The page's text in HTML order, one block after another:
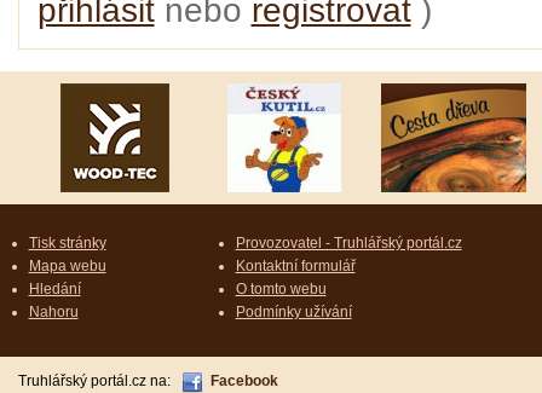
přihlásitnebo registrovat)
Tisk stránky
Mapa webu
Hledání
Nahoru
Provozovatel - Truhlářský portál.cz
Kontaktní formulář
O tomto webu
Podmínky užívání
Truhlářský portál.cz na: Facebook